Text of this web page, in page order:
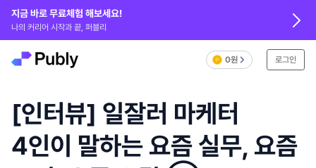
지금 바로 무료체험 해보세요!
나의 커리어 시작과 끝, 퍼블리
0원 로그인
[인터뷰] 일잘러 마케터
4인이 말하는 요즘 실무, 요즘